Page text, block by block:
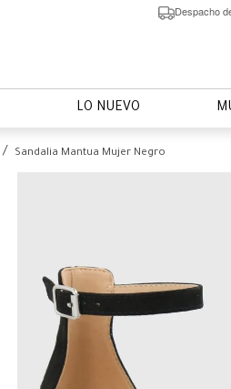
Despacho
LO NUEVO
Sandalia Mantua Mujer Negro